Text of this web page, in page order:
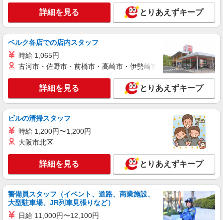
株式会社kotrio /●NG-H-2029823
日収1.2万円〜可★「とにかく収入重視!」が叶
う高時給の有料住宅
時給1500円〜2125円 ＜日払い有/週払い有/交
名古屋市昭和区
キープ 詳細を見る
正社員
グループホーム ソラスト向山/2380000010-004
介護職員（ヘルパー）（役職なし）
月給247,560円〜279,712円（経験・能力等に
よる） ＜給与補足＞夜勤4〜6回分（42,960〜
65,112円）含む。※夜勤1回あたり10,740〜10,852
円（深夜割増＋夜勤手当）
愛知県名古屋市昭和区向山町3-30
キープ 詳細を見る
派遣社員
詳細を見る とりあえずキープ
ベルク各店での店内スタッフ
時給 1,065円
古河市・佐野市・前橋市・高崎市・伊勢崎市・太田市・館林市
詳細を見る とりあえずキープ
ビルの清掃スタッフ
時給 1,200円〜1,200円
大阪市北区
詳細を見る とりあえずキープ
警備員スタッフ（イベント、道路、商業施設、
大型駐車場、JR列車見張りなど）
日給 11,000円〜12,100円